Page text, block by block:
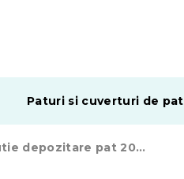
Paturi si cuverturi de pat
Cutie depozitare pat 200 cm, alba